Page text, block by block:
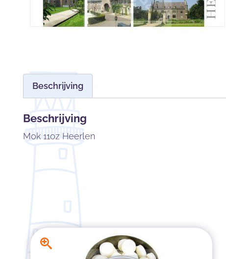
Beschrijving
Beschrijving
Mok 11oz Heerlen